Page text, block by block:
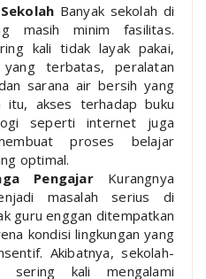
Banyak sekolah di
masih minim fasilitas.
kali tidak layak pakai,
terbatas, peralatan
sarana air bersih yang
itu, akses terhadap buku
seperti internet juga
proses belajar
optimal.
PengajarKurangnya
masalah serius di
guru enggan ditempatkan
kondisi lingkungan yang
Akibatnya, sekolah-
kali mengalami